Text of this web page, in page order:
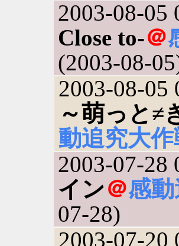
2003-08-05
Close to-＠
(2003-08-
2003-08-05
～萌っと≠
動追究大作
2003-07-28
イン＠感
07-28)
2003-07-20